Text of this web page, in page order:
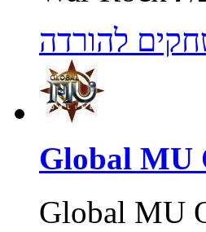
להורדה
Global MU